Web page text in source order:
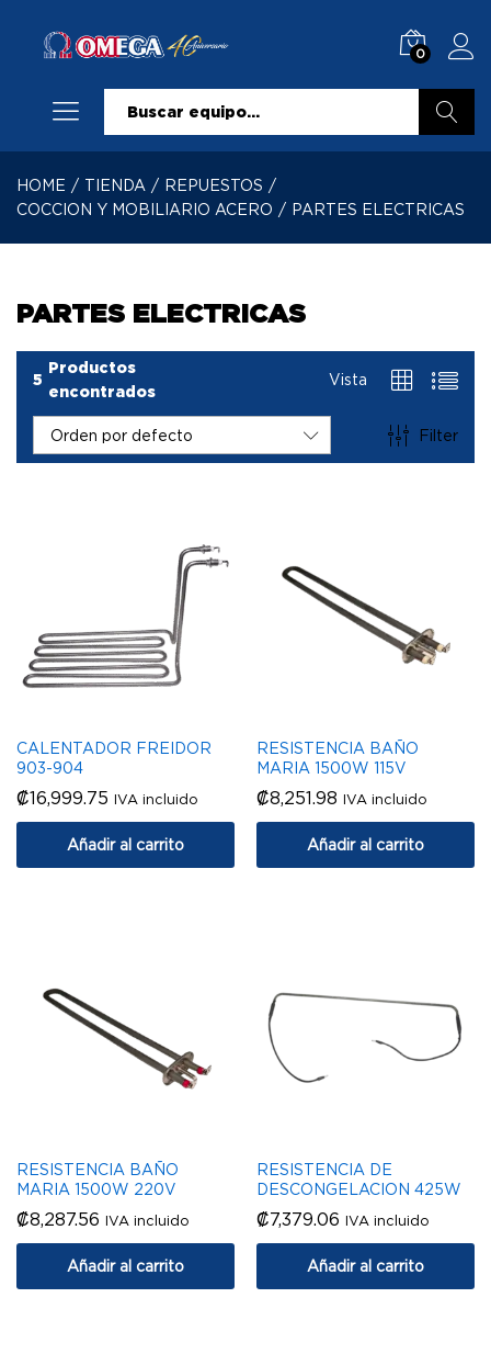
0
HOME / TIENDA / REPUESTOS /
COCCION Y MOBILIARIO ACERO / PARTES ELECTRICAS
PARTES ELECTRICAS
5
Productos
encontrados
Vista
Filter
Orden por defecto
CALENTADOR FREIDOR
903-904
₡16,999.75 IVA incluido
Añadir al carrito
RESISTENCIA BAÑO
MARIA 1500W 115V
₡8,251.98 IVA incluido
Añadir al carrito
RESISTENCIA BAÑO
MARIA 1500W 220V
₡8,287.56 IVA incluido
Añadir al carrito
RESISTENCIA DE
DESCONGELACION 425W
₡7,379.06 IVA incluido
Añadir al carrito